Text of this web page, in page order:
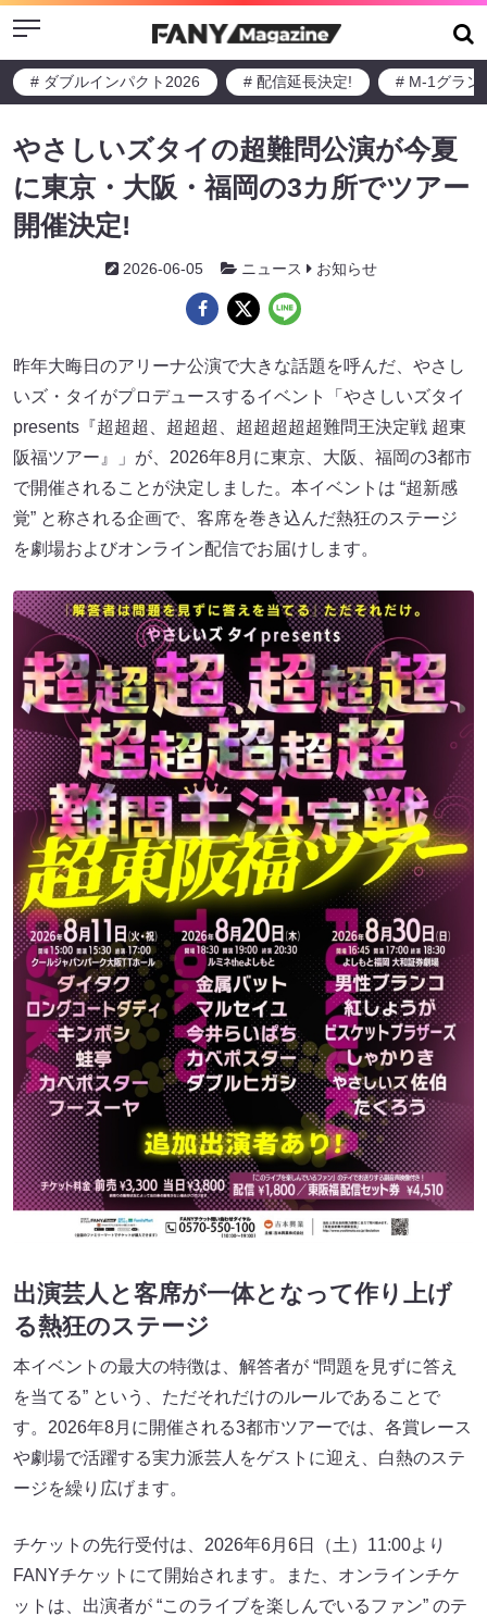
Menu
# ダブルインパクト2026 # 配信延長決定! # M-1グラン
やさしいズタイの超難問公演が今夏
に東京・大阪・福岡の3カ所でツアー
開催決定!
2026-06-05 ニュース お知らせ
昨年大晦日のアリーナ公演で大きな話題を呼んだ、やさし
いズ・タイがプロデュースするイベント「やさしいズタイ
presents『超超超、超超超、超超超超超難問王決定戦 超東
阪福ツアー』」が、2026年8月に東京、大阪、福岡の3都市
で開催されることが決定しました。本イベントは “超新感
覚” と称される企画で、客席を巻き込んだ熱狂のステージ
を劇場およびオンライン配信でお届けします。
出演芸人と客席が一体となって作り上げ
る熱狂のステージ
本イベントの最大の特徴は、解答者が “問題を見ずに答え
を当てる” という、ただそれだけのルールであることで
す。2026年8月に開催される3都市ツアーでは、各賞レース
や劇場で活躍する実力派芸人をゲストに迎え、白熱のステ
ージを繰り広げます。
チケットの先行受付は、2026年6月6日（土）11:00より
FANYチケットにて開始されます。また、オンラインチケ
ットは、出演者が “このライブを楽しんでいるファン” のテ